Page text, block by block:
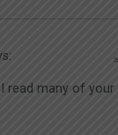
read many of